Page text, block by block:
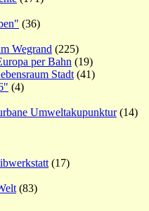
(36)
Wegrand (225)
per Bahn (19)
Stadt (41)
(4)
Umweltakupunktur(14)
(17)
(83)